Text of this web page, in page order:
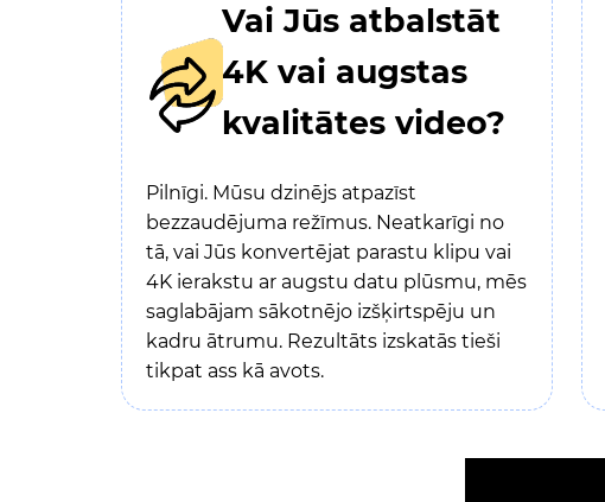
Vai Jūs atbalstāt
4K vai augstas
kvalitātes video?
Pilnīgi. Mūsu dzinējs atpazīst
bezzaudējuma režīmus. Neatkarīgi no
tā, vai Jūs konvertējat parastu klipu vai
4K ierakstu ar augstu datu plūsmu, mēs
saglabājam sākotnējo izšķirtspēju un
kadru ātrumu. Rezultāts izskatās tieši
tikpat ass kā avots.